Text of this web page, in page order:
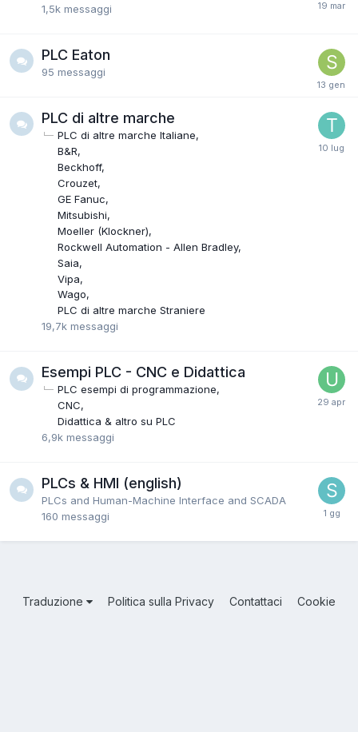
1,5k messaggi
PLC Eaton
95 messaggi
PLC di altre marche
PLC di altre marche Italiane
B&R
Beckhoff
Crouzet
GE Fanuc
Mitsubishi
Moeller (Klockner)
Rockwell Automation - Allen Bradley
Saia
Vipa
Wago
PLC di altre marche Straniere
19,7k messaggi
Esempi PLC - CNC e Didattica
PLC esempi di programmazione
CNC
Didattica & altro su PLC
6,9k messaggi
PLCs & HMI (english)
PLCs and Human-Machine Interface and SCADA
160 messaggi
Traduzione Politica sulla Privacy Contattaci Cookie